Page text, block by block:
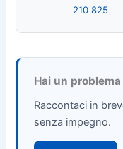
210 825
Hai un
Raccontaci in
senza impegno.